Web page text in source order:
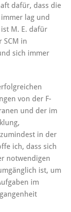
dafür, dass die
lag und
M. E. dafür
SCM in
sich immer
von der F-
und der im
in der
ich, dass sich
notwendigen
ist, um
im